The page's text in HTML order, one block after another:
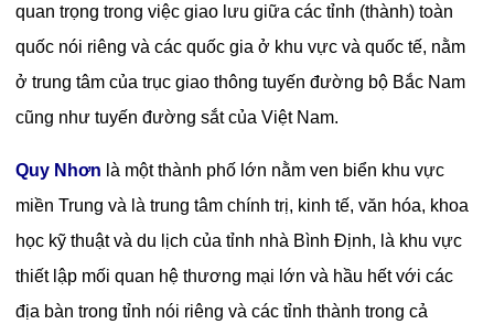
quan trọng trong việc giao lưu giữa các tỉnh (thành) toàn
quốc nói riêng và các quốc gia ở khu vực và quốc tế, nằm
ở trung tâm của trục giao thông tuyến đường bộ Bắc Nam
cũng như tuyến đường sắt của Việt Nam.
Quy Nhơn là một thành phố lớn nằm ven biển khu vực
miền Trung và là trung tâmchính trị, kinh tế, văn hóa, khoa
học kỹ thuật và du lịch của tỉnh nhà Bình Định, là khu vực
thiết lập mối quan hệ thương mại lớn và hầu hết với các
địa bàn trong tỉnh nói riêng và các tỉnh thành trong cả